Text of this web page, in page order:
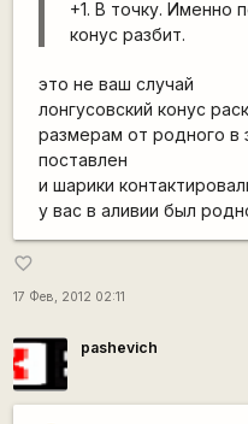
+1. В точку. Именно
конус разбит.
это не ваш случай
лонгусовский конус
размерам от родного в
поставлен
и шарики
у вас в аливии был
favorite_border
17 Фев, 2012 02:11
pashevich